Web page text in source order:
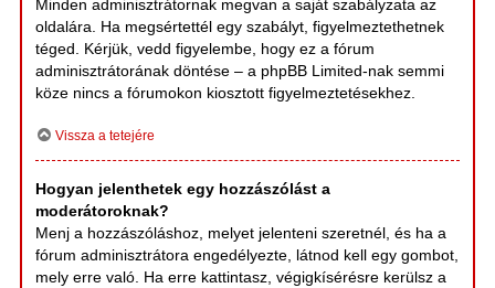
Minden adminisztrátornak megvan a saját szabályzata az
oldalára. Ha megsértettél egy szabályt, figyelmeztethetnek
téged. Kérjük, vedd figyelembe, hogy ez a fórum
adminisztrátorának döntése – a phpBB Limited-nak semmi
köze nincs a fórumokon kiosztott figyelmeztetésekhez.
Vissza a tetejére
Hogyan jelenthetek egy hozzászólást a
moderátoroknak?
Menj a hozzászóláshoz, melyet jelenteni szeretnél, és ha a
fórum adminisztrátora engedélyezte, látnod kell egy gombot,
mely erre való. Ha erre kattintasz, végigkísérésre kerülsz a